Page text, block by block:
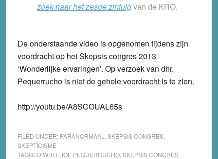
zoek naar het zesde zintuigvan de KRO.
De onderstaande video is opgenomen tijdens zijn
voordracht op het Skepsis congres 2013
‘Wonderlijke ervaringen’. Op verzoek van dhr.
Pequerrucho is niet de gehele voordracht is te zien.
http://youtu.be/A8SCOUAL65s
FILED UNDER: PARANORMAAL SKEPSIS CONGRES,
SKEPTICISME
TAGGED WITH:JOE PEQUERRUCHO, SKEPSIS CONGRES